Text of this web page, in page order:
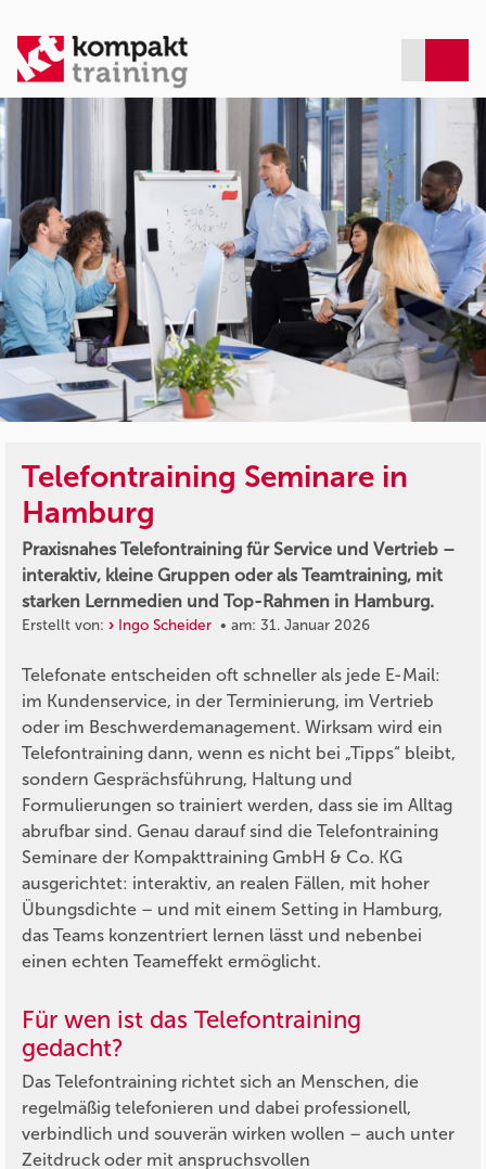
Telefontraining Seminare in
Hamburg
Praxisnahes Telefontraining für Service und Vertrieb –
interaktiv, kleine Gruppen oder als Teamtraining, mit
starken Lernmedien und Top-Rahmen in Hamburg.
Erstellt von: Ingo Scheider • am: 31. Januar 2026
Telefonate entscheiden oft schneller als jede E-Mail:
im Kundenservice, in der Terminierung, im Vertrieb
oder im Beschwerdemanagement. Wirksam wird ein
Telefontraining dann, wenn es nicht bei „Tipps“ bleibt,
sondern Gesprächsführung, Haltung und
Formulierungen so trainiert werden, dass sie im Alltag
abrufbar sind. Genau darauf sind die Telefontraining
Seminare der Kompakttraining GmbH & Co. KG
ausgerichtet: interaktiv, an realen Fällen, mit hoher
Übungsdichte – und mit einem Setting in Hamburg,
das Teams konzentriert lernen lässt und nebenbei
einen echten Teameffekt ermöglicht.
Für wen ist das Telefontraining
gedacht?
Das Telefontraining richtet sich an Menschen, die
regelmäßig telefonieren und dabei professionell,
verbindlich und souverän wirken wollen – auch unter
Zeitdruck oder mit anspruchsvollen